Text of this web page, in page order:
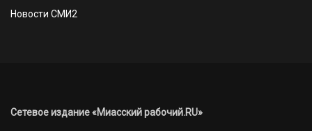
Новости СМИ2
Сетевое издание «Миасский рабочий.RU»